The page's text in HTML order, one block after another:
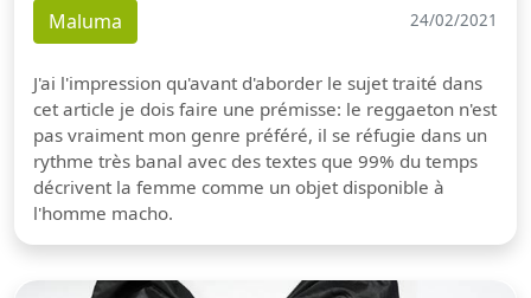
Maluma 24/02/2021
J'ai l'impression qu'avant d'aborder le sujet traité dans
cet article je dois faire une prémisse: le reggaeton n'est
pas vraiment mon genre préféré, il se réfugie dans un
rythme très banal avec des textes que 99% du temps
décrivent la femme comme un objet disponible à
l'homme macho.